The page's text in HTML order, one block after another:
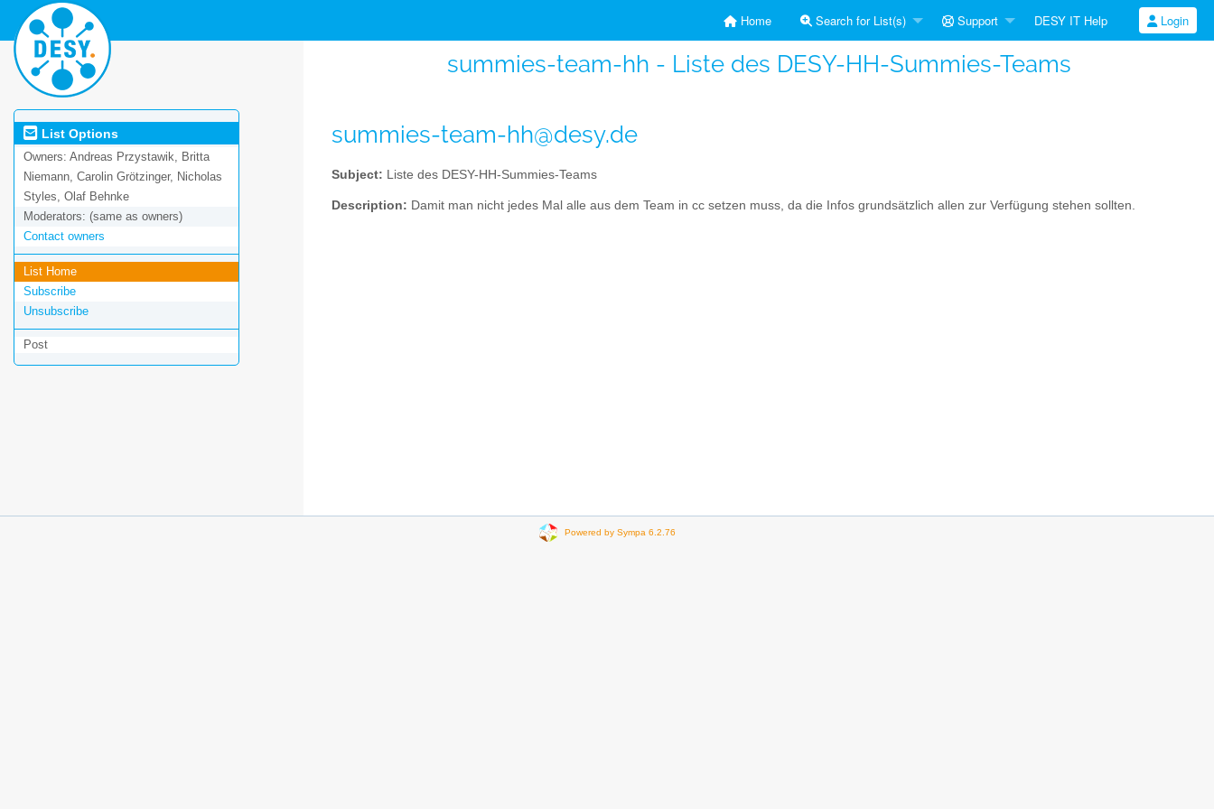
Home Search for List(s) Support DESY IT Help Login
summies-team-hh - Liste des DESY-HH-Summies-Teams
List Options
Owners: Andreas Przystawik, Britta
Niemann, Carolin Grötzinger, Nicholas
Styles, Olaf Behnke
Moderators: (same as owners)
Contact owners
List Home
Subscribe
Unsubscribe
Post
summies-team-hh@desy.de
Subject: Liste des DESY-HH-Summies-Teams
Description: Damit man nicht jedes Mal alle aus dem Team in cc setzen muss, da die Infos grundsätzlich allen zur Verfügung stehen sollten.
Powered by Sympa 6.2.76